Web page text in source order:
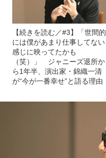
【続きを読む／#3】「世間的
には僕があまり仕事してない
感じに映ってたかも
（笑）」 ジャニーズ退所か
ら1年半、演出家・錦織一清
が“今が一番幸せ”と語る理由